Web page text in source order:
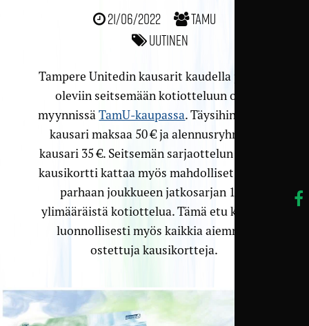
21/06/2022
TamU
Uutinen
Tampere Unitedin kausarit kaudella jäljellä
oleviin seitsemään kotiotteluun ovat
myynnissäTamU-kaupassa. Täysihintainen
kausari maksaa 50 € ja alennusryhmien
kausari 35 €. Seitsemän sarjaottelun lisäksi
kausikortti kattaa myös mahdolliset neljän
parhaan joukkueen jatkosarjan 1–2
ylimääräistä kotiottelua. Tämä etu koskee
luonnollisesti myös kaikkia aiemmin
ostettuja kausikortteja.